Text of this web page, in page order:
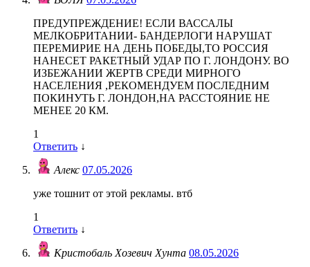
ПРЕДУПРЕЖДЕНИЕ! ЕСЛИ ВАССАЛЫ
МЕЛКОБРИТАНИИ- БАНДЕРЛОГИ НАРУШАТ
ПЕРЕМИРИЕ НА ДЕНЬ ПОБЕДЫ,ТО РОССИЯ
НАНЕСЕТ РАКЕТНЫЙ УДАР ПО Г. ЛОНДОНУ. ВО
ИЗБЕЖАНИИ ЖЕРТВ СРЕДИ МИРНОГО
НАСЕЛЕНИЯ ,РЕКОМЕНДУЕМ ПОСЛЕДНИМ
ПОКИНУТЬ Г. ЛОНДОН,НА РАССТОЯНИЕ НЕ
МЕНЕЕ 20 КМ.
1
Ответить ↓
Алекс 07.05.2026
уже тошнит от этой рекламы. втб
1
Ответить ↓
Кристобаль Хозевич Хунта 08.05.2026